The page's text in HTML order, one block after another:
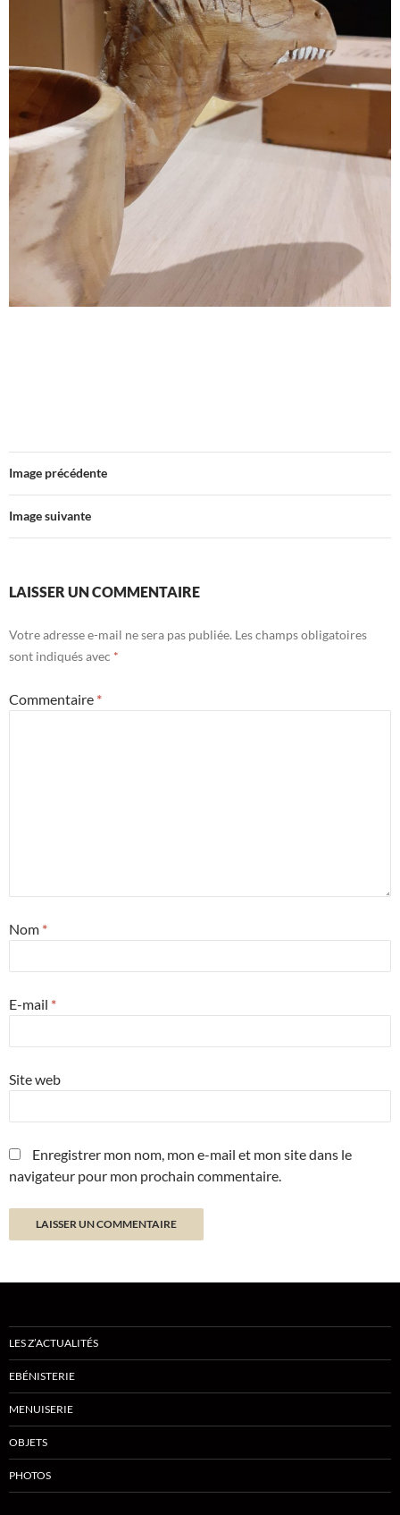
Image précédente
Image suivante
LAISSER UN COMMENTAIRE
Votre adresse e-mail ne sera pas publiée. Les champs obligatoires
sont indiqués avec *
Commentaire *
Nom *
E-mail *
Site web
Enregistrer mon nom, mon e-mail et mon site dans le
navigateur pour mon prochain commentaire.
LES Z’ACTUALITÉS
EBÉNISTERIE
MENUISERIE
OBJETS
PHOTOS